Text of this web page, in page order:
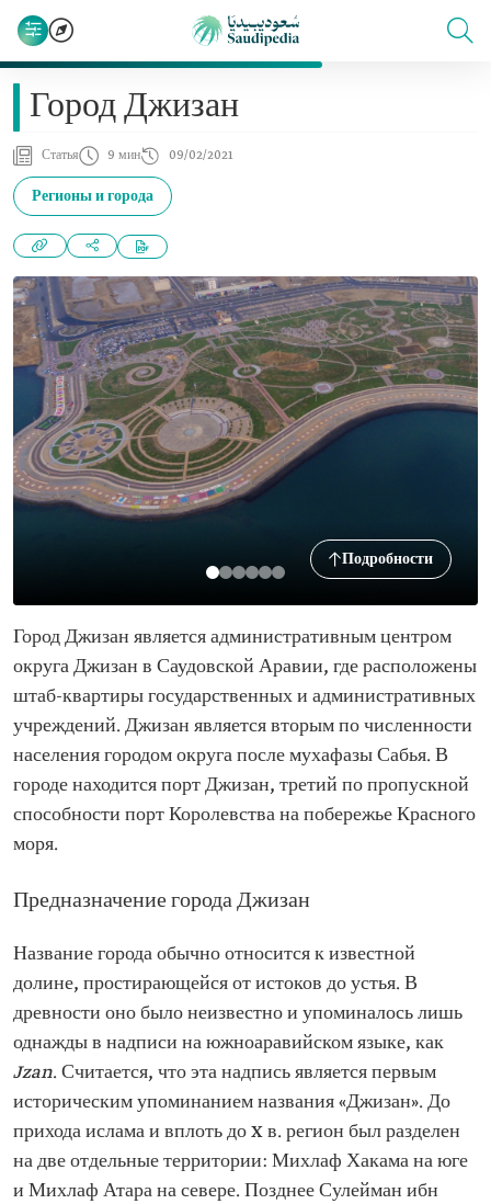
Город Джизан
Статья 9 мин 09/02/2021
Регионы и города
Подробности
Город Джизан является административным центром
округа Джизан в Саудовской Аравии, где расположены
штаб-квартиры государственных и административных
учреждений. Джизан является вторым по численности
населения городом округа после мухафазы Сабья. В
городе находится порт Джизан, третий по пропускной
способности порт Королевства на побережье Красного
моря.
Предназначение города Джизан
Название города обычно относится к известной
долине, простирающейся от истоков до устья. В
древности оно было неизвестно и упоминалось лишь
однажды в надписи на южноаравийском языке, как
Jzan. Считается, что эта надпись является первым
историческим упоминанием названия «Джизан». До
прихода ислама и вплоть до X в. регион был разделен
на две отдельные территории: Михлаф Хакама на юге
и Михлаф Атара на севере. Позднее Сулейман ибн